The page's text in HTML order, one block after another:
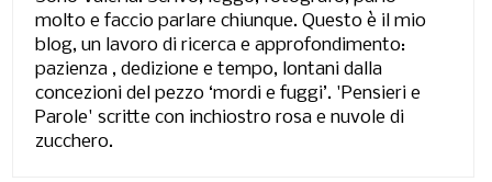
molto e faccio parlare chiunque. Questo è il mio
blog, un lavoro di ricerca e approfondimento:
pazienza , dedizione e tempo, lontani dalla
concezioni del pezzo ‘mordi e fuggi’. 'Pensieri e
Parole' scritte con inchiostro rosa e nuvole di
zucchero.